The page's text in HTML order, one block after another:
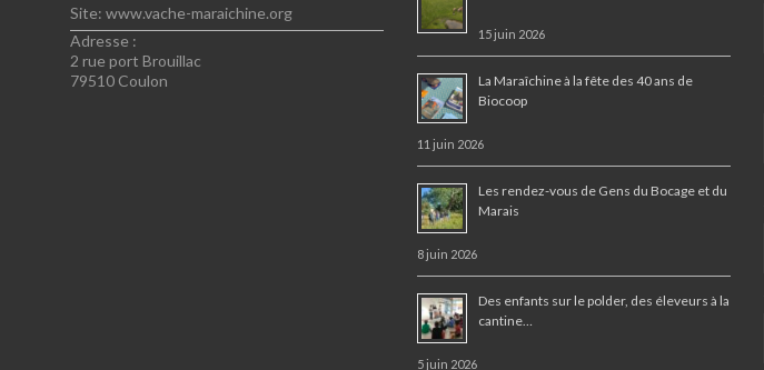
Site: www.vache-maraichine.org
Adresse :
2 rue port Brouillac
79510 Coulon
15 juin 2026
La Maraîchine à la fête des 40 ans de
Biocoop
11 juin 2026
Les rendez-vous de Gens du Bocage et du
Marais
8 juin 2026
Des enfants sur le polder, des éleveurs à la
cantine…
5 juin 2026